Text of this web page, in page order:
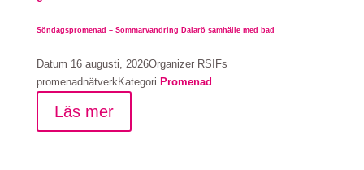
Söndagspromenad – Sommarvandring Dalarö samhälle med bad
Datum 16 augusti, 2026Organizer RSIFs
promenadnätverkKategori Promenad
Läs mer